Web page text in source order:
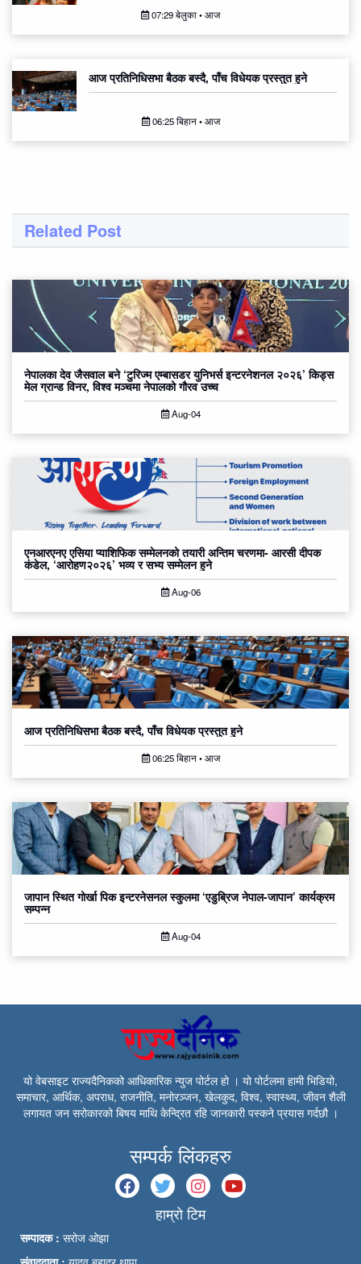
07:29 बेलुका • आज
आज प्रतिनिधिसभा बैठक बस्दै, पाँच विधेयक प्रस्तुत हुने
06:25 बिहान • आज
Related Post
नेपालका देव जैसवाल बने ‘टुरिज्म एम्बासडर युनिभर्स इन्टरनेशनल २०२६’ किड्स
मेल ग्रान्ड विनर, विश्व मञ्चमा नेपालको गौरव उच्च
Aug-04
एनआरएनए एसिया प्याशिफिक सम्मेलनको तयारी अन्तिम चरणमा- आरसी दीपक
कंडेल, ‘आरोहण२०२६’ भव्य र सभ्य सम्मेलन हुने
Aug-06
आज प्रतिनिधिसभा बैठक बस्दै, पाँच विधेयक प्रस्तुत हुने
06:25 बिहान • आज
जापान स्थित गोर्खा पिक इन्टरनेसनल स्कुलमा ‘एडुब्रिज नेपाल-जापान’ कार्यक्रम
सम्पन्न
Aug-04
यो वेबसाइट राज्यदैनिकको आधिकारिक न्युज पोर्टल हो । यो पोर्टलमा हामी भिडियो,
समाचार, आर्थिक, अपराध, राजनीति, मनोरञ्जन, खेलकुद, विश्व, स्वास्थ्य, जीवन शैली
लगायत जन सरोकारको बिषय माथि केन्द्रित रहि जानकारी पस्कने प्रयास गर्दछौ ।
सम्पर्क लिंकहरु
हाम्रो टिम
सम्पादक : सरोज ओझा